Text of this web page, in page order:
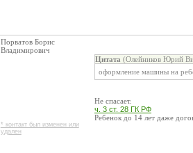
Порватов Борис
Владимирович
* контакт был изменен или
удален
Цитата (Олейников Юрий
оформление машины на
Не спасает.
ч. 3 ст. 28 ГК РФ
Ребенок до 14 лет даже